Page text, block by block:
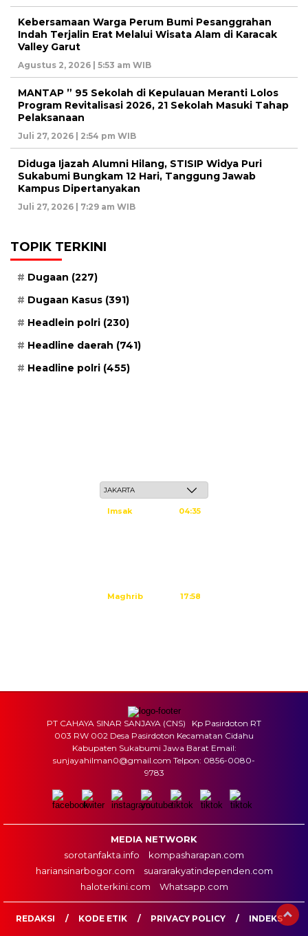
Kebersamaan Warga Perum Bumi Pesanggrahan
Indah Terjalin Erat Melalui Wisata Alam di Karacak
Valley Garut
Agustus 2, 2026 | 5:53 am WIB
MANTAP ” 95 Sekolah di Kepulauan Meranti Lolos
Program Revitalisasi 2026, 21 Sekolah Masuki Tahap
Pelaksanaan
Juli 27, 2026 | 2:54 pm WIB
Diduga Ijazah Alumni Hilang, STISIP Widya Puri
Sukabumi Bungkam 12 Hari, Tanggung Jawab
Kampus Dipertanyakan
Juli 27, 2026 | 7:29 am WIB
TOPIK TERKINI
Dugaan (227)
Dugaan Kasus (391)
Headlein polri (230)
Headline daerah (741)
Headline polri (455)
Imsak 04:35
Maghrib 17:58
PT CAHAYA SINAR SANJAYA (CNS) Kp Pasirdoton RT
003 RW 002 Desa Pasirdoton Kecamatan Cidahu
Kabupaten Sukabumi Jawa Barat Email:
sunjayahilman0@gmail.com Telpon: 0856-0080-
9783
MEDIA NETWORK
sorotanfakta.info
kompasharapan.com
hariansinarbogor.com
suararakyatindependen.com
haloterkini.com
Whatsapp.com
REDAKSI KODE ETIK PRIVACY POLICY INDEKS